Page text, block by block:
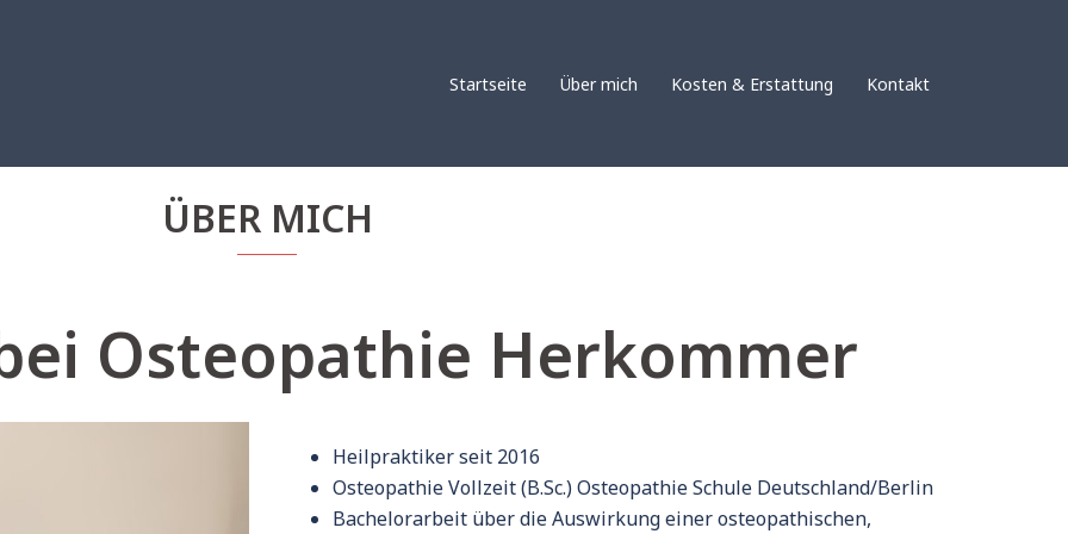
Startseite Über mich Kosten & Erstattung Kontakt
ÜBER MICH
Osteopathie Herkommer
Heilpraktiker seit 2016
Osteopathie Vollzeit (B.Sc.) Osteopathie Schule Deutschland/Berlin
Bachelorarbeit über die Auswirkung einer osteopathischen,